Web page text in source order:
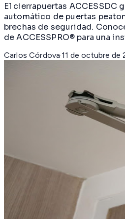
El cierrapuertas ACCESSDC
automático de puertas
brechas de seguridad.
de ACCESSPRO® para una
Carlos Córdova·11 de octubre de